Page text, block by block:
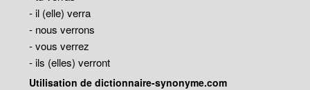
- il (elle) verra
- nous verrons
- vous verrez
- ils (elles) verront
Utilisation de dictionnaire-synonyme.com